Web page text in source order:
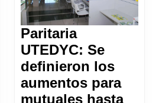
Paritaria
UTEDYC: Se
definieron los
aumentos para
mutuales hasta